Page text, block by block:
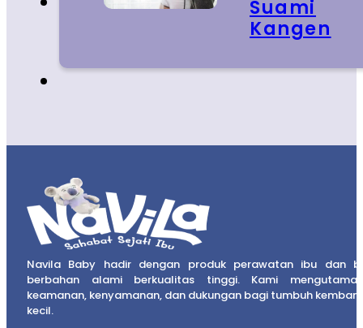
Suami
Kangen
Navila Baby hadir dengan produk perawatan ibu dan
berbahan alami berkualitas tinggi. Kami
keamanan, kenyamanan, dan dukungan bagi tumbuh
kecil.